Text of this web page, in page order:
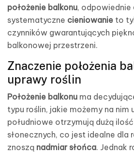
położenie balkonu, odpowiednie
systematyczne cieniowanie to
czynników gwarantujących
balkonowej przestrzeni.
Znaczenie położenia
uprawy roślin
Położenie balkonu ma
typu roślin, jakie możemy na nim
południowe otrzymują dużą
słonecznych, co jest idealne dla
znoszą nadmiar słońca. Jednak